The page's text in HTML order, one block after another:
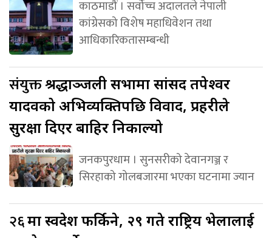
काठमाडौं । सर्वोच्च अदालतले नेपाली
कांग्रेसको विशेष महाधिवेशन तथा
आधिकारिकतासम्बन्धी
संयुक्तश्रद्धाञ्जली सभामा सांसद तपेश्वर
यादवको अभिव्यक्तिपछि विवाद, प्रहरीले
सुरक्षा दिएर बाहिर निकाल्यो
जनकपुरधाम । सुनसरीको देवानगञ्ज र
सिरहाको गोलबजारमा भएका घटनामा ज्यान
२६मा स्वदेश फर्किने, २९ गते राष्ट्रिय भेलालाई